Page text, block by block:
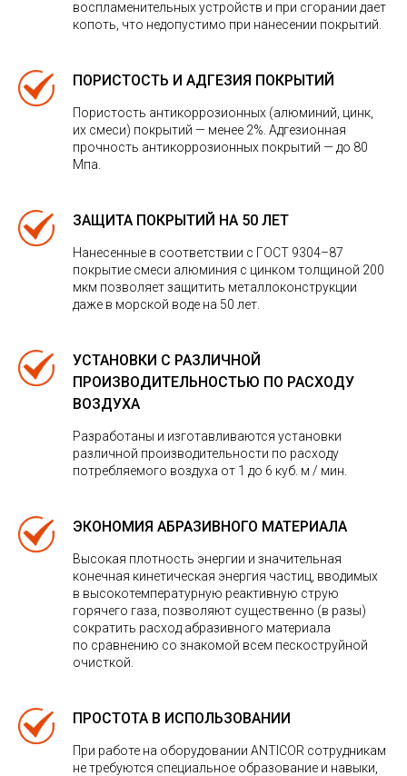
воспламенительных устройств и при сгорании дает
копоть, что недопустимо при нанесении покрытий.
ПОРИСТОСТЬ И АДГЕЗИЯ ПОКРЫТИЙ
Пористость антикоррозионных (алюминий, цинк,
их смеси) покрытий — менее 2%. Адгезионная
прочность антикоррозионных покрытий — до 80
Мпа.
ЗАЩИТА ПОКРЫТИЙ НА 50 ЛЕТ
Нанесенные в соответствии с ГОСТ 9304–87
покрытие смеси алюминия с цинком толщиной 200
мкм позволяет защитить металлоконструкции
даже в морской воде на 50 лет.
УСТАНОВКИ С РАЗЛИЧНОЙ
ПРОИЗВОДИТЕЛЬНОСТЬЮ ПО РАСХОДУ
ВОЗДУХА
Разработаны и изготавливаются установки
различной производительности по расходу
потребляемого воздуха от 1 до 6 куб. м / мин.
ЭКОНОМИЯ АБРАЗИВНОГО МАТЕРИАЛА
Высокая плотность энергии и значительная
конечная кинетическая энергия частиц, вводимых
в высокотемпературную реактивную струю
горячего газа, позволяют существенно (в разы)
сократить расход абразивного материала
по сравнению со знакомой всем пескоструйной
очисткой.
ПРОСТОТА В ИСПОЛЬЗОВАНИИ
При работе на оборудовании ANTICOR сотрудникам
не требуются специальное образование и навыки,